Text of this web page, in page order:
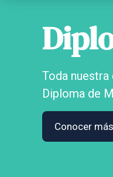
Toda
Diploma de
Conocer más